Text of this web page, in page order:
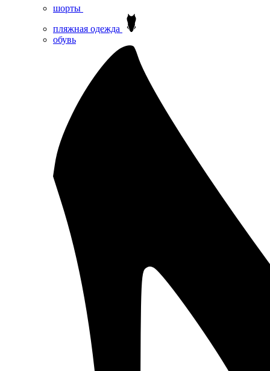
шорты
пляжная одежда
oбувь